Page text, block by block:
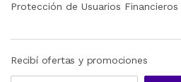
Protección de Usuarios Financieros
Recibí ofertas y promociones